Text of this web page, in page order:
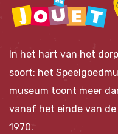
In het hart van het
soort: het
museum toont meer
vanaf het einde van
1970.